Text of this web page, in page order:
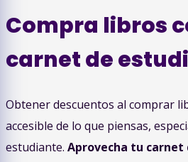
Compra libros
carnet de
Obtener descuentos al comprar
accesible de lo que piensas,
estudiante. Aprovecha tu